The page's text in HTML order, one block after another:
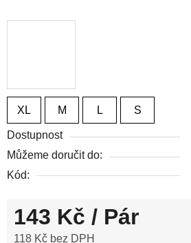
XL M L S
Dostupnost
Můžeme doručit do:
Kód:
143 Kč / Pár
118 Kč bez DPH